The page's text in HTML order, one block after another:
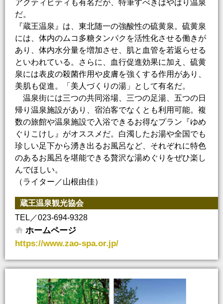
アクティビティも有名だが、特筆すべきはやはり温泉
だ。
『蔵王温泉』は、東北随一の強酸性の硫黄泉。硫黄泉
には、体内のムコ多糖タンパクを活性化させる働きが
あり、体内水分量を増加させ、肌と血管を若返らせる
といわれている。さらに、血行促進効果に加え、硫黄
泉には表皮の殺菌作用や皮膚を強くする作用があり、
美肌も促進。「美人づくりの湯」として有名だ。
温泉街には三つの共同浴場、三つの足湯、五つの日
帰り温泉施設があり、宿泊客でなくとも利用可能。複
数の旅館や温泉施設で入浴できるお得なプラン『ゆめ
ぐりこけし』がオススメだ。白濁したお湯や全国でも
珍しい足下から湧き出るお風呂など、それぞれに特色
のあるお風呂を堪能できる贅沢な湯めぐりをぜひ楽し
んでほしい。
（ライター／山根由佳）
蔵王温泉観光協会
TEL／023-694-9328
ホームページ
https://www.zao-spa.or.jp/